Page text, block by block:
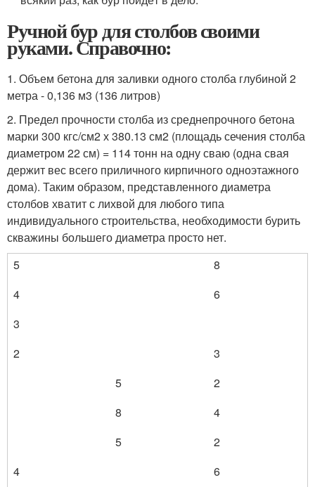
Ручной бур для столбов своими
руками. Справочно:
1. Объем бетона для заливки одного столба глубиной 2
метра - 0,136 м3 (136 литров)
2. Предел прочности столба из среднепрочного бетона
марки 300 кгс/см2 х 380.13 см2 (площадь сечения столба
диаметром 22 см) = 114 тонн на одну сваю (одна свая
держит вес всего приличного кирпичного одноэтажного
дома). Таким образом, представленного диаметра
столбов хватит с лихвой для любого типа
индивидуального строительства, необходимости бурить
скважины большего диаметра просто нет.
5
8
4
6
3
2
3
5
2
8
4
5
2
4
6